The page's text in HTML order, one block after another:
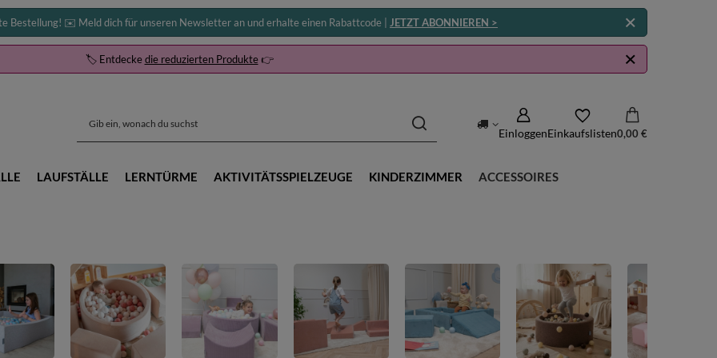
Bestellung! ✉️ Meld dich für unseren Newsletter an und erhalte einen Rabattcode | JETZT ABONNIEREN >
🏷️ Entdeckedie reduzierten Produkte👉
EinloggenEinkaufslisten0,00 €
LAUFSTÄLLE LERNTÜRME AKTIVITÄTSSPIELZEUGE KINDERZIMMER ACCESSOIRES